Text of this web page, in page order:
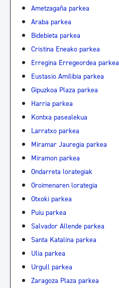
Ametzagaña parkea
Araba parkea
Bidebieta parkea
Cristina Eneako parkea
Erregina Erregeordea parkea
Eustasio Amilibia parkea
Gipuzkoa Plaza parkea
Harria parkea
Kontxa pasealekua
Larratxo parkea
Miramar Jauregia parkea
Miramon parkea
Ondarreta lorategiak
Oroimenaren lorategia
Otxoki parkea
Puiu parkea
Salvador Allende parkea
Santa Katalina parkea
Ulia parkea
Urgull parkea
Zaragoza Plaza parkea